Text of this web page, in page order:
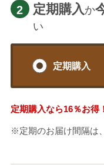
2 定期購入 か
い
定期購入
定期購入なら16％お得
※定期のお届け間隔は